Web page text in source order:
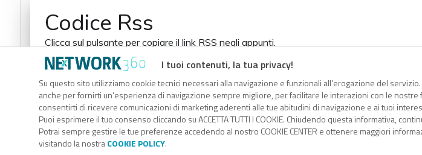
I tuoi contenuti, la tua privacy!
Su questo sito utilizziamo cookie tecnici necessari alla navigazione e funzionali all’erogazione del
anche per fornirti un’esperienza di navigazione sempre migliore, per facilitare le interazioni con le nostre
consentirti di ricevere comunicazioni di marketing aderenti alle tue abitudini di navigazione e ai tuoi
Puoi esprimere il tuo consenso cliccando su ACCETTA TUTTI I COOKIE. Chiudendo questa informativa,
Potrai sempre gestire le tue preferenze accedendo al nostro COOKIE CENTER e ottenere maggiori
visitando la nostraCOOKIE POLICY.
Codice Rss
Clicca sul pulsante per copiare il link RSS negli appunti.
RSS link
COPIA LINK